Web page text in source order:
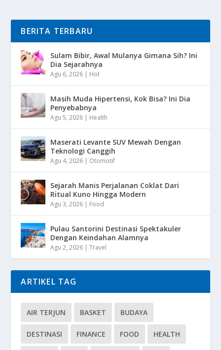
BERITA TERBARU
Sulam Bibir, Awal Mulanya Gimana Sih? Ini
Dia Sejarahnya
Agu 6, 2026 | Hot
Masih Muda Hipertensi, Kok Bisa? Ini Dia
Penyebabnya
Agu 5, 2026 | Health
Maserati Levante SUV Mewah Dengan
Teknologi Canggih
Agu 4, 2026 | Otomotif
Sejarah Manis Perjalanan Coklat Dari
Ritual Kuno Hingga Modern
Agu 3, 2026 | Food
Pulau Santorini Destinasi Spektakuler
Dengan Keindahan Alamnya
Agu 2, 2026 |Travel
ARTIKEL TAG
AIR TERJUN BASKET BUDAYA
DESTINASI FINANCE FOOD HEALTH